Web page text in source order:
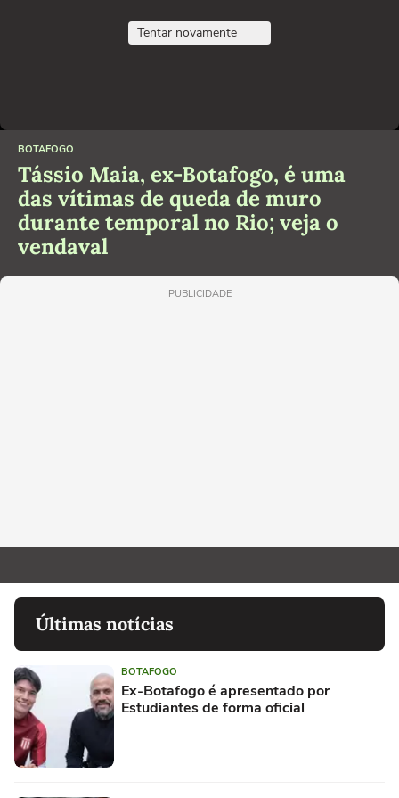
Tentar novamente
BOTAFOGO
Tássio Maia, ex-Botafogo, é uma
das vítimas de queda de muro
durante temporal no Rio; veja o
vendaval
PUBLICIDADE
Últimas notícias
BOTAFOGO
Ex-Botafogo é apresentado por
Estudiantes de forma oficial